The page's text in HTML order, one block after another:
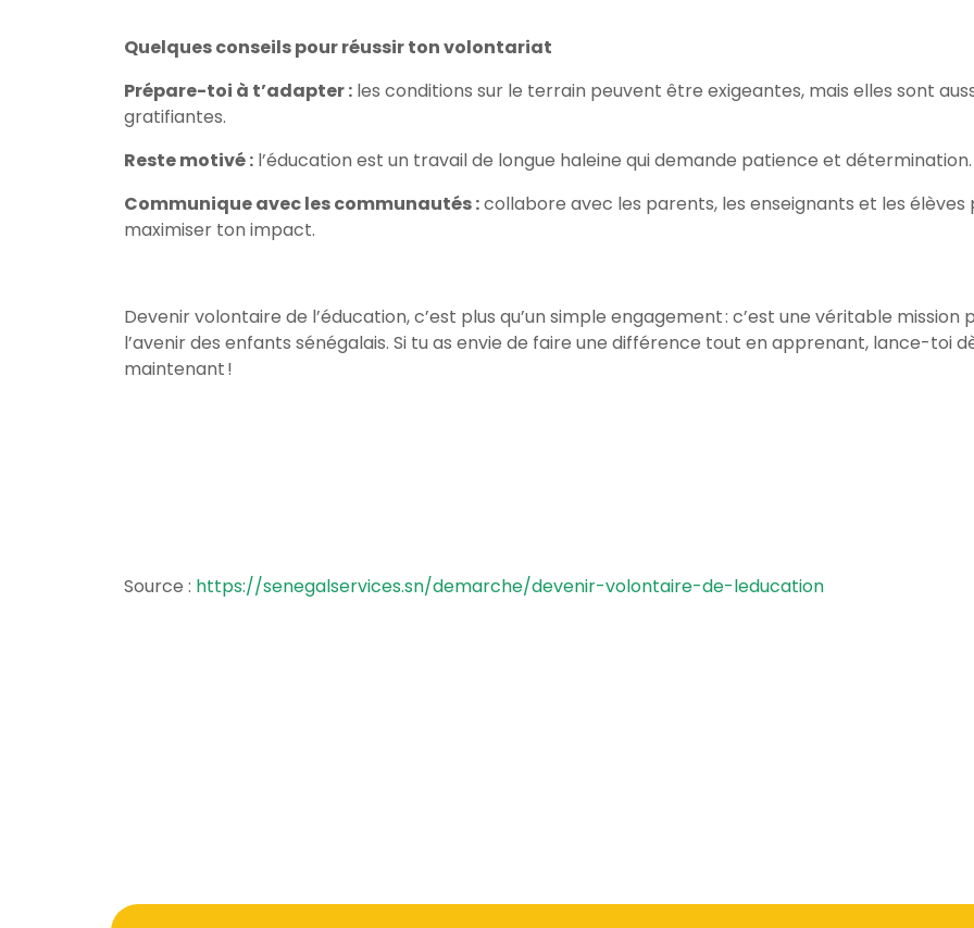
Quelques conseils pour réussir ton volontariat
Prépare-toi à t’adapter : les conditions sur le terrain peuvent être exigeantes, mais elles sont
gratifiantes.
Reste motivé : l’éducation est un travail de longue haleine qui demande patience et détermination.
Communique avec les communautés :collabore avec les parents, les enseignants et les élèves
maximiser ton impact.
Devenir volontaire de l’éducation, c’est plus qu’un simple engagement : c’est une véritable mission
l’avenir des enfants sénégalais. Si tu as envie de faire une différence tout en apprenant, lance-toi
maintenant !
Source : https://senegalservices.sn/demarche/devenir-volontaire-de-leducation